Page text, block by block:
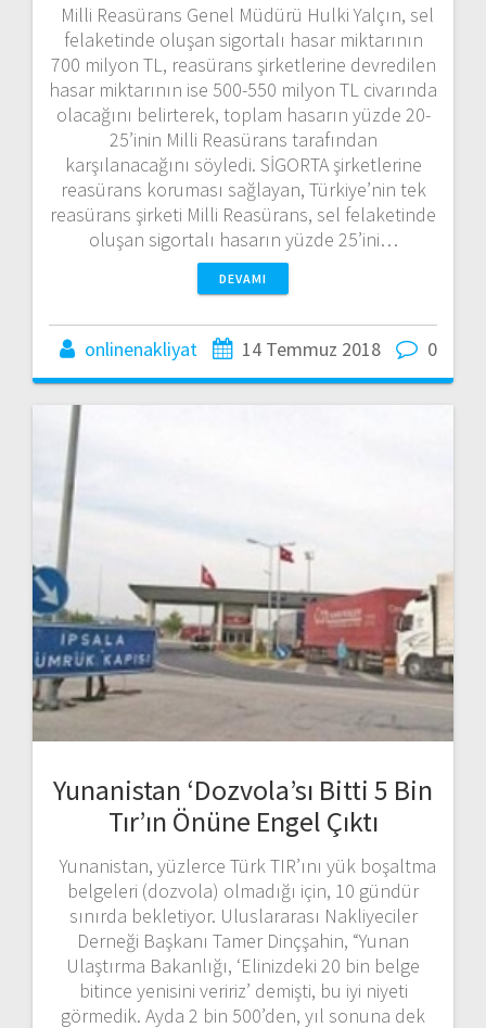
Milli Reasürans Genel Müdürü Hulki Yalçın, sel
felaketinde oluşan sigortalı hasar miktarının
700 milyon TL, reasürans şirketlerine devredilen
hasar miktarının ise 500-550 milyon TL civarında
olacağını belirterek, toplam hasarın yüzde 20-
25’inin Milli Reasürans tarafından
karşılanacağını söyledi. SİGORTA şirketlerine
reasürans koruması sağlayan, Türkiye’nin tek
reasürans şirketi Milli Reasürans, sel felaketinde
oluşan sigortalı hasarın yüzde 25’ini…
DEVAMI
onlinenakliyat 14 Temmuz 2018 0
Yunanistan ‘Dozvola’sı Bitti 5 Bin
Tır’ın Önüne Engel Çıktı
Yunanistan, yüzlerce Türk TIR’ını yük boşaltma
belgeleri (dozvola) olmadığı için, 10 gündür
sınırda bekletiyor. Uluslararası Nakliyeciler
Derneği Başkanı Tamer Dinçşahin, “Yunan
Ulaştırma Bakanlığı, ‘Elinizdeki 20 bin belge
bitince yenisini veririz’ demişti, bu iyi niyeti
görmedik. Ayda 2 bin 500’den, yıl sonuna dek